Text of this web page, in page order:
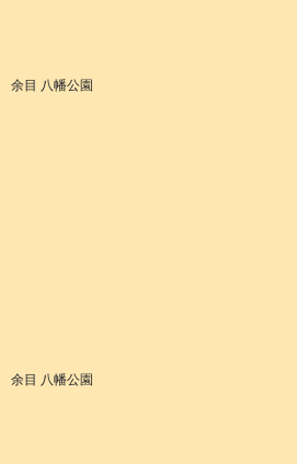
余目 八幡公園
余目 八幡公園